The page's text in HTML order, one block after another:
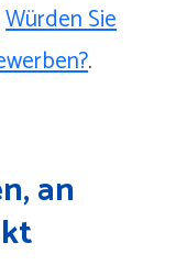
Würden Sie
.
an